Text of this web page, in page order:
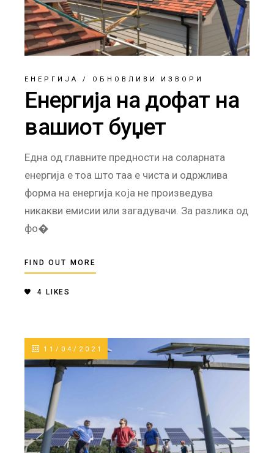
ЕНЕРГИЈА / ОБНОВЛИВИ ИЗВОРИ
Енергија на дофат на
вашиот буџет
Една од главните предности на соларната
енергија е тоа што таа е чиста и одржлива
форма на енергија која не произведува
никакви емисии или загадувачи. За разлика од
фо�
FIND OUT MORE
4 LIKES
11/04/2021